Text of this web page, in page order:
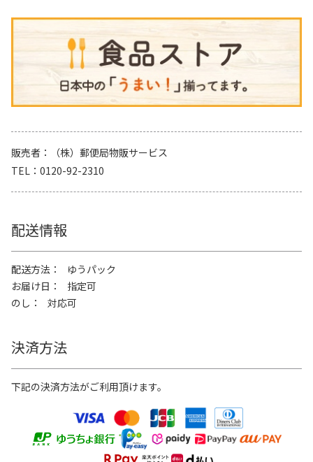
販売者
（株）郵便局物販サービス
TEL
0120-92-2310
配送情報
配送方法
ゆうパック
お届け日
指定可
のし
対応可
決済方法
下記の決済方法がご利用頂けます。